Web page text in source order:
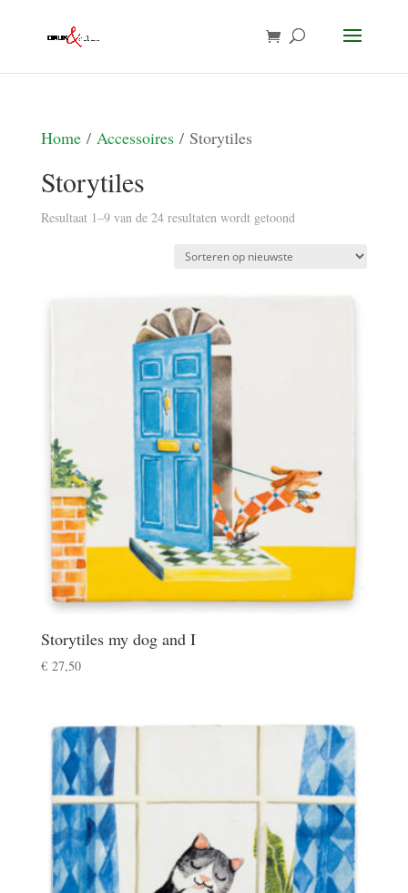
Home/ Accessoires/ Storytiles
Storytiles
Resultaat 1–9 van de 24 resultaten wordt getoondGesorteerd
Storytiles my dog and I
€27,50